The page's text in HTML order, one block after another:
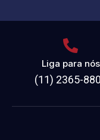
Liga para nós
(11) 2365-